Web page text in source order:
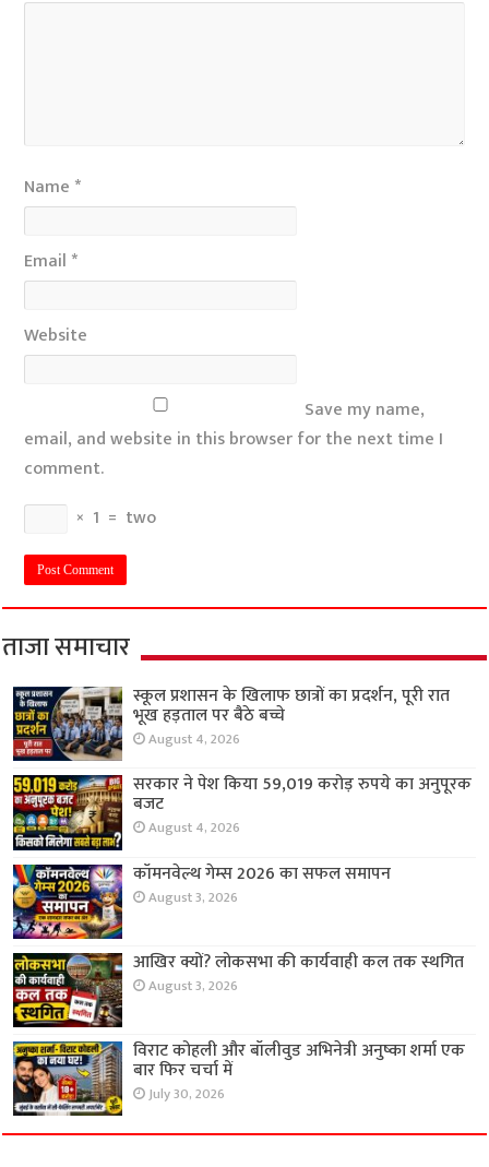
Name *
Email *
Website
Save my name,
email, and website in this browser for the next time I
comment.
× 1 = two
ताजा समाचार
स्कूल प्रशासन के खिलाफ छात्रों का प्रदर्शन, पूरी रात
भूख हड़ताल पर बैठे बच्चे
August 4, 2026
सरकार ने पेश किया 59,019 करोड़ रुपये का अनुपूरक
बजट
August 4, 2026
कॉमनवेल्थ गेम्स 2026 का सफल समापन
August 3, 2026
आखिर क्यों? लोकसभा की कार्यवाही कल तक स्थगित
August 3, 2026
विराट कोहली और बॉलीवुड अभिनेत्री अनुष्का शर्मा एक
बार फिर चर्चा में
July 30, 2026